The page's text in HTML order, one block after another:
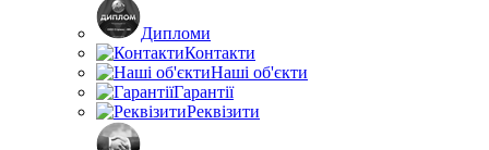
Дипломи
Контакти
Наші об'єкти
Гарантії
Реквізити